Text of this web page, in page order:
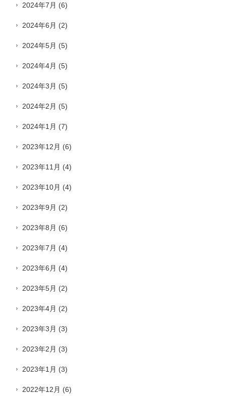
2024年7月 (6)
2024年6月 (2)
2024年5月 (5)
2024年4月 (5)
2024年3月 (5)
2024年2月 (5)
2024年1月 (7)
2023年12月 (6)
2023年11月 (4)
2023年10月 (4)
2023年9月 (2)
2023年8月 (6)
2023年7月 (4)
2023年6月 (4)
2023年5月 (2)
2023年4月 (2)
2023年3月 (3)
2023年2月 (3)
2023年1月 (3)
2022年12月 (6)